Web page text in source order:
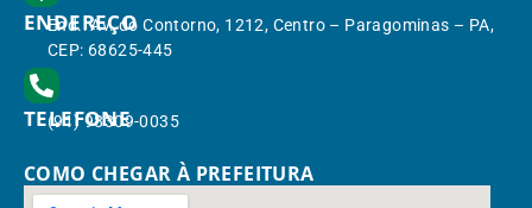
ENDEREÇO
End.: Av. do Contorno, 1212, Centro – Paragominas – PA,
CEP: 68625-445
TELEFONE
(91) 98309-0035
COMO CHEGAR À PREFEITURA